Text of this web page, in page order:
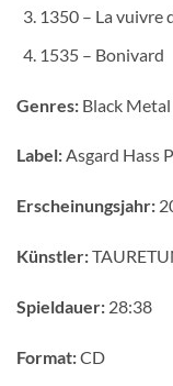
1350 – La vuivre
1535 – Bonivard
Genres: Black Metal
Label:Asgard Hass
Erscheinungsjahr:
Künstler:
Spieldauer: 28:38
Format:CD